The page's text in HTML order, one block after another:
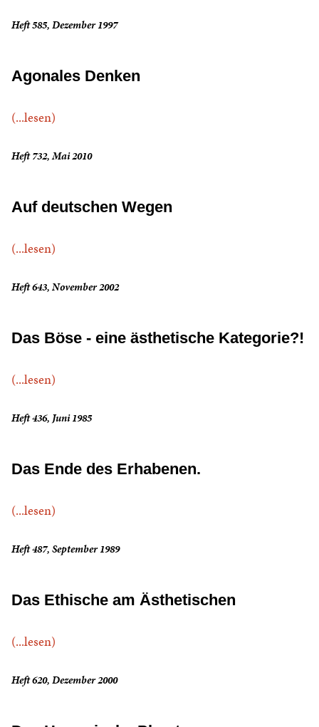
Heft 585, Dezember 1997
Agonales Denken
(...lesen)
Heft 732, Mai 2010
Auf deutschen Wegen
(...lesen)
Heft 643, November 2002
Das Böse - eine ästhetische Kategorie?!
(...lesen)
Heft 436, Juni 1985
Das Ende des Erhabenen.
(...lesen)
Heft 487, September 1989
Das Ethische am Ästhetischen
(...lesen)
Heft 620, Dezember 2000